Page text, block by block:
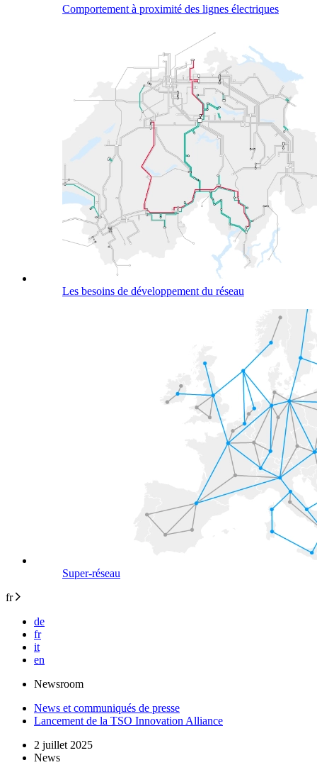
Comportement à proximité des lignes électriques
Les besoins de développement du réseau
Super-réseau
fr
de
fr
it
en
Newsroom
News et communiqués de presse
Lancement de la TSO Innovation Alliance
2 juillet 2025
News